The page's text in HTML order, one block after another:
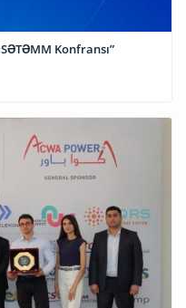
Konfransı”